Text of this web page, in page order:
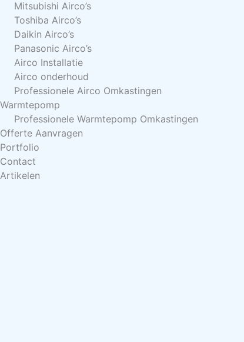
Mitsubishi Airco’s
Toshiba Airco’s
Daikin Airco’s
Panasonic Airco’s
Airco Installatie
Airco onderhoud
Professionele Airco Omkastingen
Warmtepomp
Professionele Warmtepomp Omkastingen
Offerte Aanvragen
Portfolio
Contact
Artikelen